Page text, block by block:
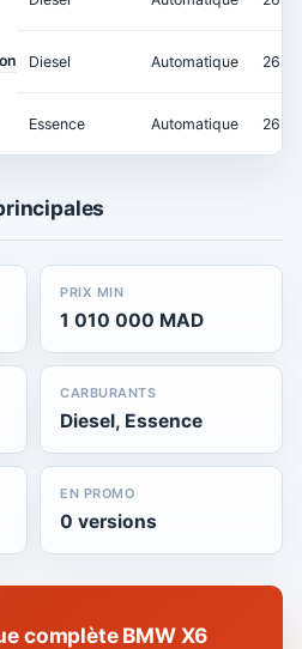
Diesel Automatique 265
Essence Automatique 265
PRIX MIN
1 010 000 MAD
CARBURANTS
Diesel, Essence
EN PROMO
0 versions
complète BMW X6